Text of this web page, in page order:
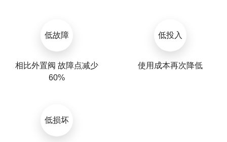
低故障
相比外置阀 故障点减少
60%
低投入
使用成本再次降低
低损坏